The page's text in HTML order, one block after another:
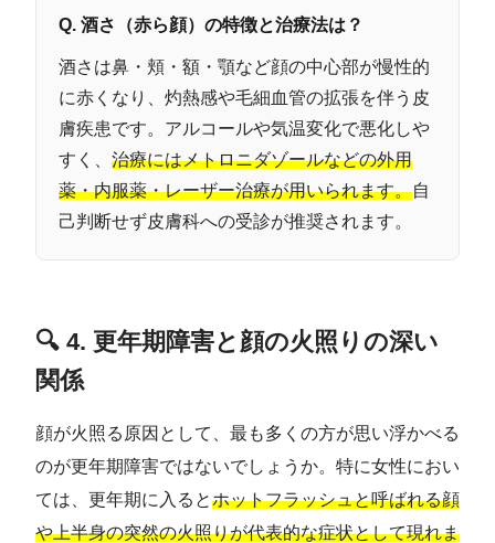
Q. 酒さ（赤ら顔）の特徴と治療法は？
酒さは鼻・頬・額・顎など顔の中心部が慢性的
に赤くなり、灼熱感や毛細血管の拡張を伴う皮
膚疾患です。アルコールや気温変化で悪化しや
すく、 治療にはメトロニダゾールなどの外用
薬・内服薬・レーザー治療が用いられます。自
己判断せず皮膚科への受診が推奨されます。
🔍 4. 更年期障害と顔の火照りの深い
関係
顔が火照る原因として、最も多くの方が思い浮かべる
のが更年期障害ではないでしょうか。特に女性におい
ては、更年期に入るとホットフラッシュと呼ばれる顔
や上半身の突然の火照りが代表的な症状として現れま